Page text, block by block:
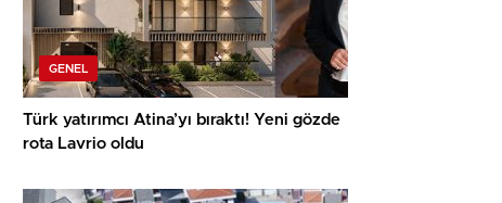
GENEL
Türk yatırımcı Atina’yı bıraktı! Yeni gözde
rota Lavrio oldu